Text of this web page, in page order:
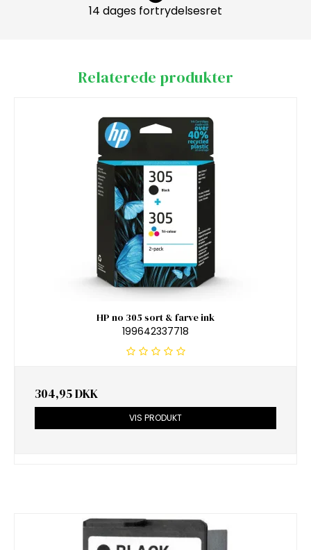
14 dages fortrydelsesret
Relaterede produkter
HP no 305 sort & farve ink
199642337718
304,95 DKK
VIS PRODUKT